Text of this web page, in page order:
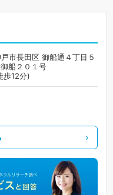
市長田区 御船通４丁目５
船２０１号
歩12分)